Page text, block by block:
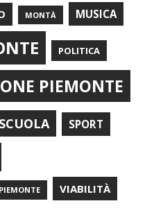
MONTÀ MUSICA
POLITICA
PIEMONTE
SCUOLA SPORT
VIABILITÀ